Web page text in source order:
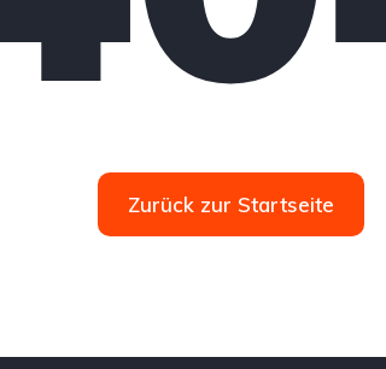
Zurück zur Startseite